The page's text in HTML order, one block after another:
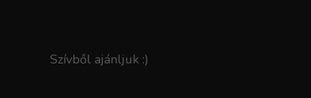
Szívből ajánljuk :)